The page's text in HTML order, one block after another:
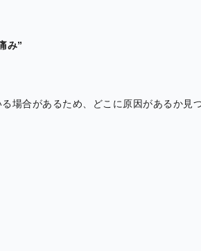
み”
場合があるため、どこに原因があるか見